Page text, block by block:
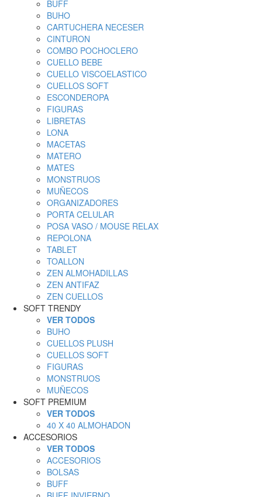
BUFF
BUHO
CARTUCHERA NECESER
CINTURON
COMBO POCHOCLERO
CUELLO BEBE
CUELLO VISCOELASTICO
CUELLOS SOFT
ESCONDEROPA
FIGURAS
LIBRETAS
LONA
MACETAS
MATERO
MATES
MONSTRUOS
MUÑECOS
ORGANIZADORES
PORTA CELULAR
POSA VASO / MOUSE RELAX
REPOLONA
TABLET
TOALLON
ZEN ALMOHADILLAS
ZEN ANTIFAZ
ZEN CUELLOS
SOFT TRENDY
VER TODOS
BUHO
CUELLOS PLUSH
CUELLOS SOFT
FIGURAS
MONSTRUOS
MUÑECOS
SOFT PREMIUM
VER TODOS
40 X 40 ALMOHADON
ACCESORIOS
VER TODOS
ACCESORIOS
BOLSAS
BUFF